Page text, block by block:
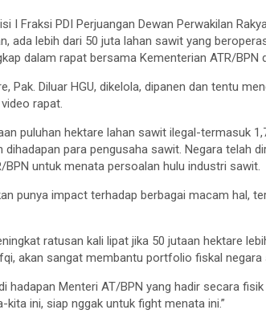
I Fraksi PDI Perjuangan Dewan Perwakilan
ada lebih dari 50 juta lahan sawit yang
dalam rapat bersama Kementerian ATR/BPN
Pak. Diluar HGU, dikelola, dipanen dan tentu
rapat.
puluhan hektare lahan sawit ilegal-termasuk
dihadapan para pengusaha sawit. Negara telah
BPN untuk menata persoalan hulu industri sawit.
punya impact terhadap berbagai macam hal,
ratusan kali lipat jika 50 jutaan hektare
akan sangat membantu portfolio fiskal negara
hadapan Menteri AT/BPN yang hadir secara
ini, siap nggak untuk fight menata ini.”